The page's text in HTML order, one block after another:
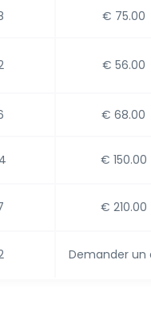
€ 75.00
€ 56.00
€ 68.00
€ 150.00
€ 210.00
Demander un